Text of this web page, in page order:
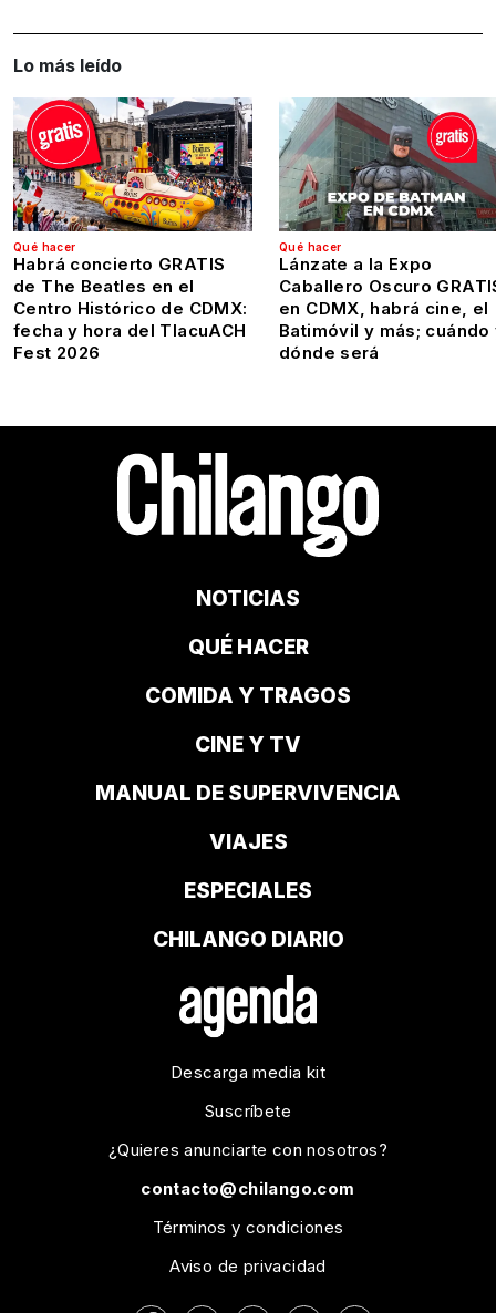
Lo más leído
Qué hacer
Habrá concierto GRATIS
de The Beatles en el
Centro Histórico de CDMX:
fecha y hora del TlacuACH
Fest 2026
Qué hacer
Lánzate a la Expo
Caballero Oscuro
en CDMX, habrá cine, el
Batimóvil y más; cuándo
dónde será
NOTICIAS
QUÉ HACER
COMIDA Y TRAGOS
CINE Y TV
MANUAL DE SUPERVIVENCIA
VIAJES
ESPECIALES
CHILANGO DIARIO
Descarga media kit
Suscríbete
¿Quieres anunciarte con nosotros?
contacto@chilango.com
Términos y condiciones
Aviso de privacidad